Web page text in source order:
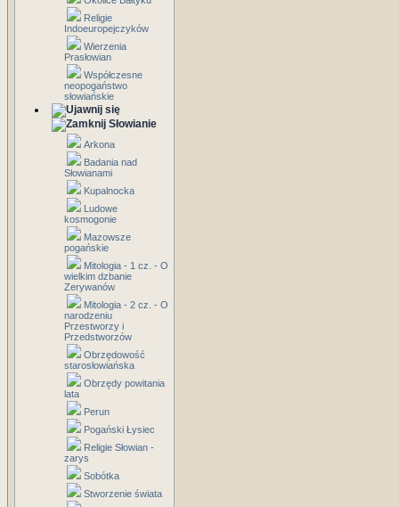
Religie
Indoeuropejczyków
Wierzenia
Prasłowian
Współczesne
neopogaństwo
słowiańskie
Słowianie
Arkona
Badania nad
Słowianami
Kupalnocka
Ludowe
kosmogonie
Mazowsze
pogańskie
Mitologia - 1 cz. - O
wielkim dzbanie
Zerywanów
Mitologia - 2 cz. - O
narodzeniu
Przestworzy i
Przedstworzów
Obrzędowość
starosłowiańska
Obrzędy powitania
lata
Perun
Pogański Łysiec
Religie Słowian -
zarys
Sobótka
Stworzenie świata